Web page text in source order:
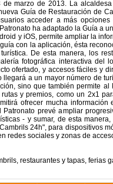
de marzo de 2013. La
Guía de Restauración de
acceder a más
ha adaptado la Guía a
y iOS, permite ampliar la
con la aplicación, ésta
De esta manera, los
fotográfica interactiva del
ofertado, y accesos fáciles y
llegará a un mayor número de
sino que también permite
y premios, como un 2x1
ofrecer mucha
prevé ampliar
- y sumar, de esta
24h", para dispositivos
redes sociales y zonas de
, restaurantes y tapas, ferias